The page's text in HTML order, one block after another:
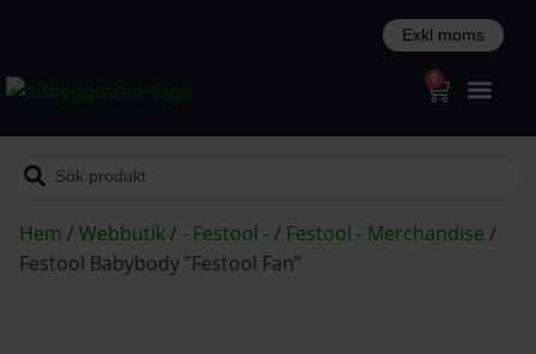
0
Hem /Webbutik/ - Festool -/ Festool - Merchandise /
Festool Babybody ”Festool Fan”